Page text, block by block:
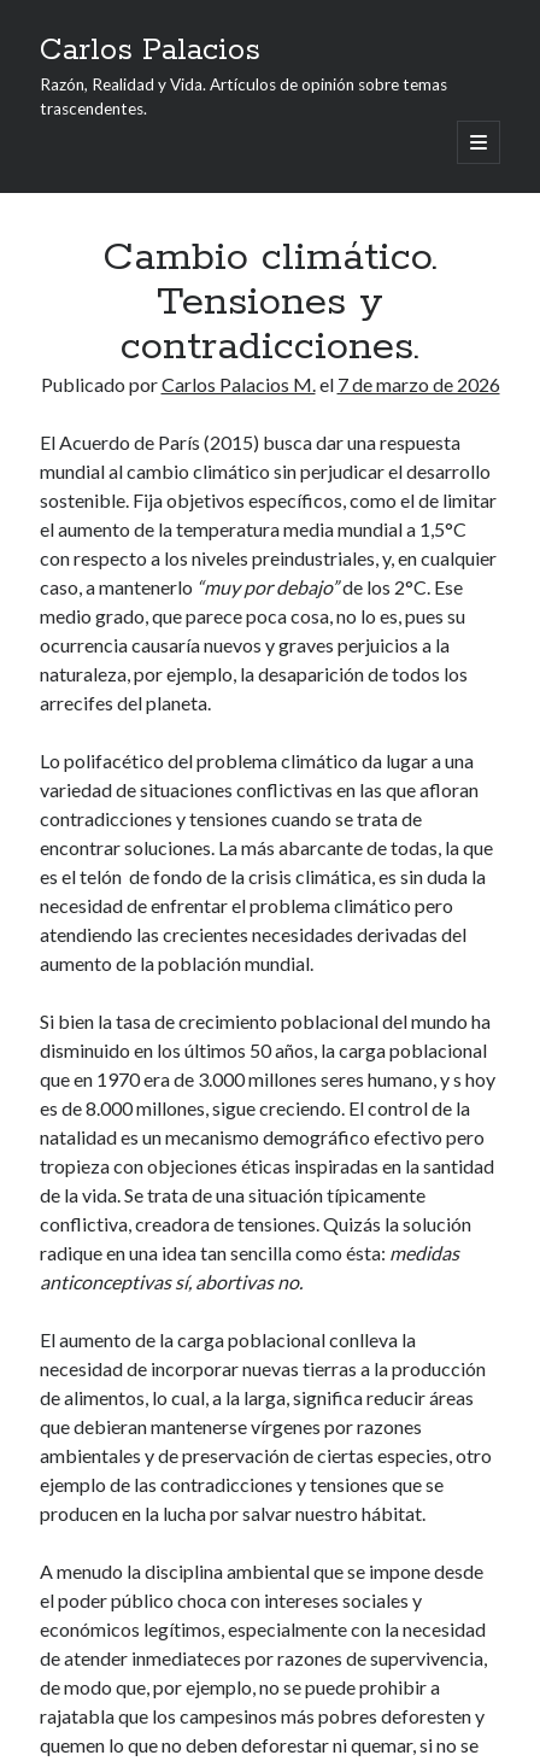
Carlos Palacios
Razón, Realidad y Vida. Artículos de opinión sobre temas
trascendentes.
abrir
menú
Barra
Acerca del Autor
Carlos M. Palacios Maldonado, de nacionalidad ecuatoriana y
sido periodista y profesor universitario en Guayaquil, su ciudad
natal.
Artículos Recientes
Responsabilidad individual.
Poderosas ideas para la vida
Conocer a Dios
Insensatez y pensamiento
Categorías
Filosofí(0)
Sociología(0)
Varios(0)
Etiquetas
Cambio climático.
Tensiones y
contradicciones.
Publicado porCarlos Palacios M.el 7 de marzo de 2026
El Acuerdo de París (2015) busca dar una respuesta
mundial al cambio climático sin perjudicar el desarrollo
sostenible. Fija objetivos específicos, como el de limitar
el aumento de la temperatura media mundial a 1,5°C
con respecto a los niveles preindustriales, y, en cualquier
caso, a mantenerlo “muy por debajo”de los 2°C. Ese
medio grado, que parece poca cosa, no lo es, pues su
ocurrencia causaría nuevos y graves perjuicios a la
naturaleza, por ejemplo, la desaparición de todos los
arrecifes del planeta.
Lo polifacético del problema climático da lugar a una
variedad de situaciones conflictivas en las que afloran
contradicciones y tensiones cuando se trata de
encontrar soluciones. La más abarcante de todas, la que
es el telón de fondo de la crisis climática, es sin duda la
necesidad de enfrentar el problema climático pero
atendiendo las crecientes necesidades derivadas del
aumento de la población mundial.
Si bien la tasa de crecimiento poblacional del mundo ha
disminuido en los últimos 50 años, la carga poblacional
que en 1970 era de 3.000 millones seres humano, y s hoy
es de 8.000 millones, sigue creciendo. El control de la
natalidad es un mecanismo demográfico efectivo pero
tropieza con objeciones éticas inspiradas en la santidad
de la vida. Se trata de una situación típicamente
conflictiva, creadora de tensiones. Quizás la solución
radique en una idea tan sencilla como ésta: medidas
anticonceptivas sí, abortivas no.
El aumento de la carga poblacional conlleva la
necesidad de incorporar nuevas tierras a la producción
de alimentos, lo cual, a la larga, significa reducir áreas
que debieran mantenerse vírgenes por razones
ambientales y de preservación de ciertas especies, otro
ejemplo de las contradicciones y tensiones que se
producen en la lucha por salvar nuestro hábitat.
A menudo la disciplina ambiental que se impone desde
el poder público choca con intereses sociales y
económicos legítimos, especialmente con la necesidad
de atender inmediateces por razones de supervivencia,
de modo que, por ejemplo, no se puede prohibir a
rajatabla que los campesinos más pobres deforesten y
quemen lo que no deben deforestar ni quemar, si no se